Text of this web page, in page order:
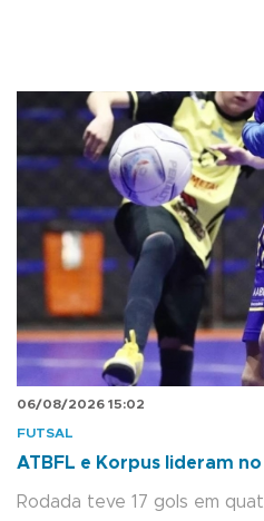
06/08/2026 15:02
FUTSAL
ATBFL e Korpus lideram no
Rodada teve 17 gols em